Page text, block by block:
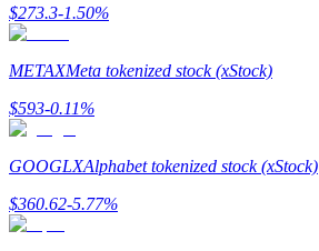
Launchpool
$273.3-1.50%
METAXMeta tokenized stock (xStock)
$593-0.11%
GOOGLXAlphabet tokenized stock (xStock)
$360.62-5.77%